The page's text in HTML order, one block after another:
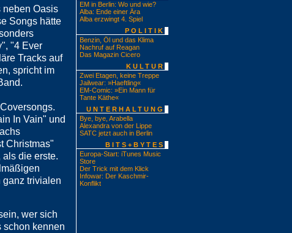
neben Oasis
Songs hätte
"4 Ever
Tracks auf
spricht im
In Vain" und
Christmas"
die erste.
ganz trivialen
wer sich
schon kennen
EM in Berlin: Wo und wie?
Alba: Ende einer Ära
Alba erzwingt 4. Spiel
POLITIK
Benzin, Öl und das Klima
Nachruf auf Reagan
Das Magazin Cicero
KULTUR
Zwei Etagen, keine Treppe
Jailwear: »Haeftling«
EM-Comic: »Ein Mann für
Tante Käthe«
UNTERHALTUNG
Bye, bye, Arabella
Alexandra von der Lippe
SATC jetzt auch in Berlin
BITS+BYTES
Europa-Start: iTunes Music
Store
Der Trick mit dem Klick
Infowar: Der Kaschmir-
Konflikt